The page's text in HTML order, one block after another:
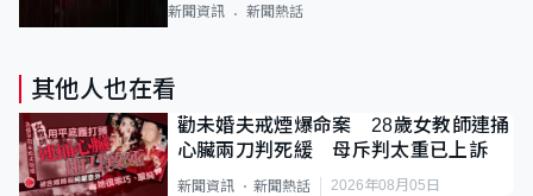
新聞資訊 新聞熱話
其他人也在看
勸未婚夫戒煙爆命案 28歲女教師連捅
心臟兩刀判死緩 母斥判太重已上訴
新聞資訊 新聞熱話 2026年08月05日